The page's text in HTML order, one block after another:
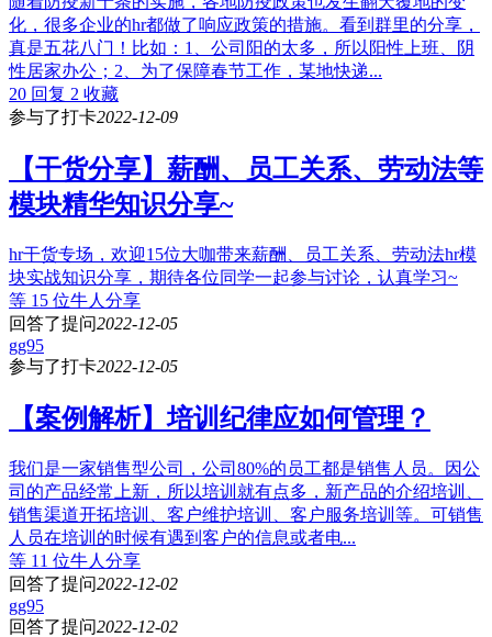
化，很多企业的hr都做了响应政策的措施。看到群里的分享，
真是五花八门！比如：1、公司阳的太多，所以阳性上班、阴
性居家办公；2、为了保障春节工作，某地快递...
20 回复 2 收藏
参与了打卡2022-12-09
【干货分享】薪酬、员工关系、劳动法等
模块精华知识分享~
hr干货专场，欢迎15位大咖带来薪酬、员工关系、劳动法hr模
块实战知识分享，期待各位同学一起参与讨论，认真学习~
等 15 位牛人分享
回答了提问2022-12-05
gg95
参与了打卡2022-12-05
【案例解析】培训纪律应如何管理？
我们是一家销售型公司，公司80%的员工都是销售人员。因公
司的产品经常上新，所以培训就有点多，新产品的介绍培训、
销售渠道开拓培训、客户维护培训、客户服务培训等。可销售
人员在培训的时候有遇到客户的信息或者电...
等 11 位牛人分享
回答了提问2022-12-02
gg95
回答了提问2022-12-02